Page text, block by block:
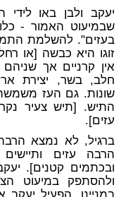
יעקב ולבן באו
שבמיעוט האמור -
בעזים". להשלמת
זוגו היא כבשה [או
אין קרניים אך
חלב, בשר, יצירת
שונות. גם העז
התיש. [תיש צעיר
עזים].
ברגיל, לא נמצא
הרבה עזים ותיישים
ובכתמים קטנים].
ולהסתפק במיעוט
במניינו, הפעיל